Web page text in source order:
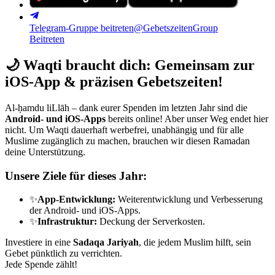
Telegram-Gruppe beitreten@GebetszeitenGroup
Beitreten
🌙 Waqti braucht dich: Gemeinsam zur
iOS-App & präzisen Gebetszeiten!
Al-ḥamdu liLlāh – dank eurer Spenden im letzten Jahr sind die
Android- und iOS-Apps bereits online! Aber unser Weg endet hier
nicht. Um Waqti dauerhaft werbefrei, unabhängig und für alle
Muslime zugänglich zu machen, brauchen wir diesen Ramadan
deine Unterstützung.
Unsere Ziele für dieses Jahr:
✨App-Entwicklung: Weiterentwicklung und Verbesserung
der Android- und iOS-Apps.
✨Infrastruktur: Deckung der Serverkosten.
Investiere in eine Sadaqa Jariyah, die jedem Muslim hilft, sein
Gebet pünktlich zu verrichten.
Jede Spende zählt!